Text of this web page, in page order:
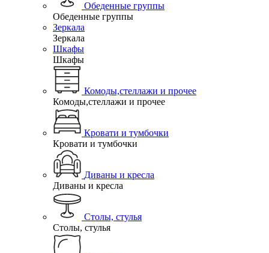
Обеденные группы
Обеденные группы
Зеркала
Зеркала
Шкафы
Шкафы
Комоды,стеллажи и прочее
Комоды,стеллажи и прочее
Кровати и тумбочки
Кровати и тумбочки
Диваны и кресла
Диваны и кресла
Столы, стулья
Столы, стулья